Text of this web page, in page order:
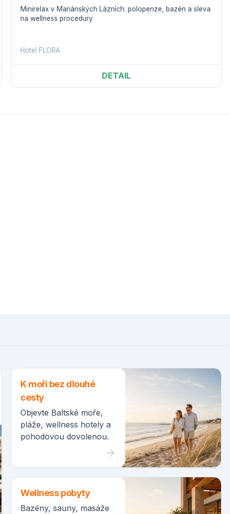
Minirelax v Mariánských Lázních: polopenze, bazén a sleva
na wellness procedury
Hotel FLORA
DETAIL
K moři bez dlouhé
cesty
Objevte Baltské moře,
pláže, wellness hotely a
pohodovou dovolenou.
Wellness pobyty
Bazény, sauny, masáže